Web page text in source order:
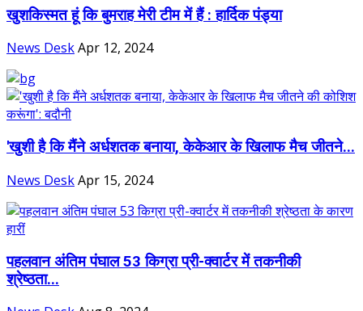
खुशकिस्मत हूं कि बुमराह मेरी टीम में हैं : हार्दिक पंड्या
News DeskApr 12, 2024
'खुशी है कि मैंने अर्धशतक बनाया, केकेआर के खिलाफ मैच जीतने...
News DeskApr 15, 2024
पहलवान अंतिम पंघाल 53 किग्रा प्री-क्वार्टर में तकनीकी
श्रेष्ठता...